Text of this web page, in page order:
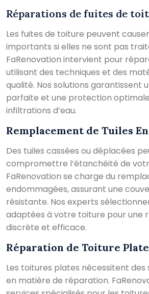
Réparations de fuites de
Les fuites de toiture peuvent
importants si elles ne sont pas
FaRenovation intervient pour
utilisant des techniques et des
qualité. Nos solutions garantissent
parfaite et une protection
infiltrations d’eau.
Remplacement de Tuiles
Des tuiles cassées ou déplacées
compromettre l’étanchéité de
FaRenovation se charge du
endommagées, assurant une
résistante. Nos experts
adaptées à votre toiture pour une
discrète et efficace.
Réparation de Toiture Plate
Les toitures plates nécessitent des
en matière de réparation.